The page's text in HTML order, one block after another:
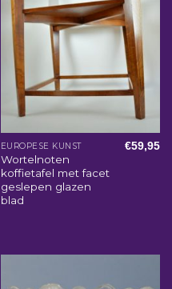
EUROPESE KUNST
Wortelnoten
koffietafel met facet
geslepen glazen
blad
€59,95